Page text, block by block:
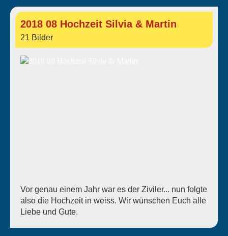
2018 08 Hochzeit Silvia & Martin
21 Bilder
Vor genau einem Jahr war es der Ziviler... nun folgte
also die Hochzeit in weiss. Wir wünschen Euch alle
Liebe und Gute.